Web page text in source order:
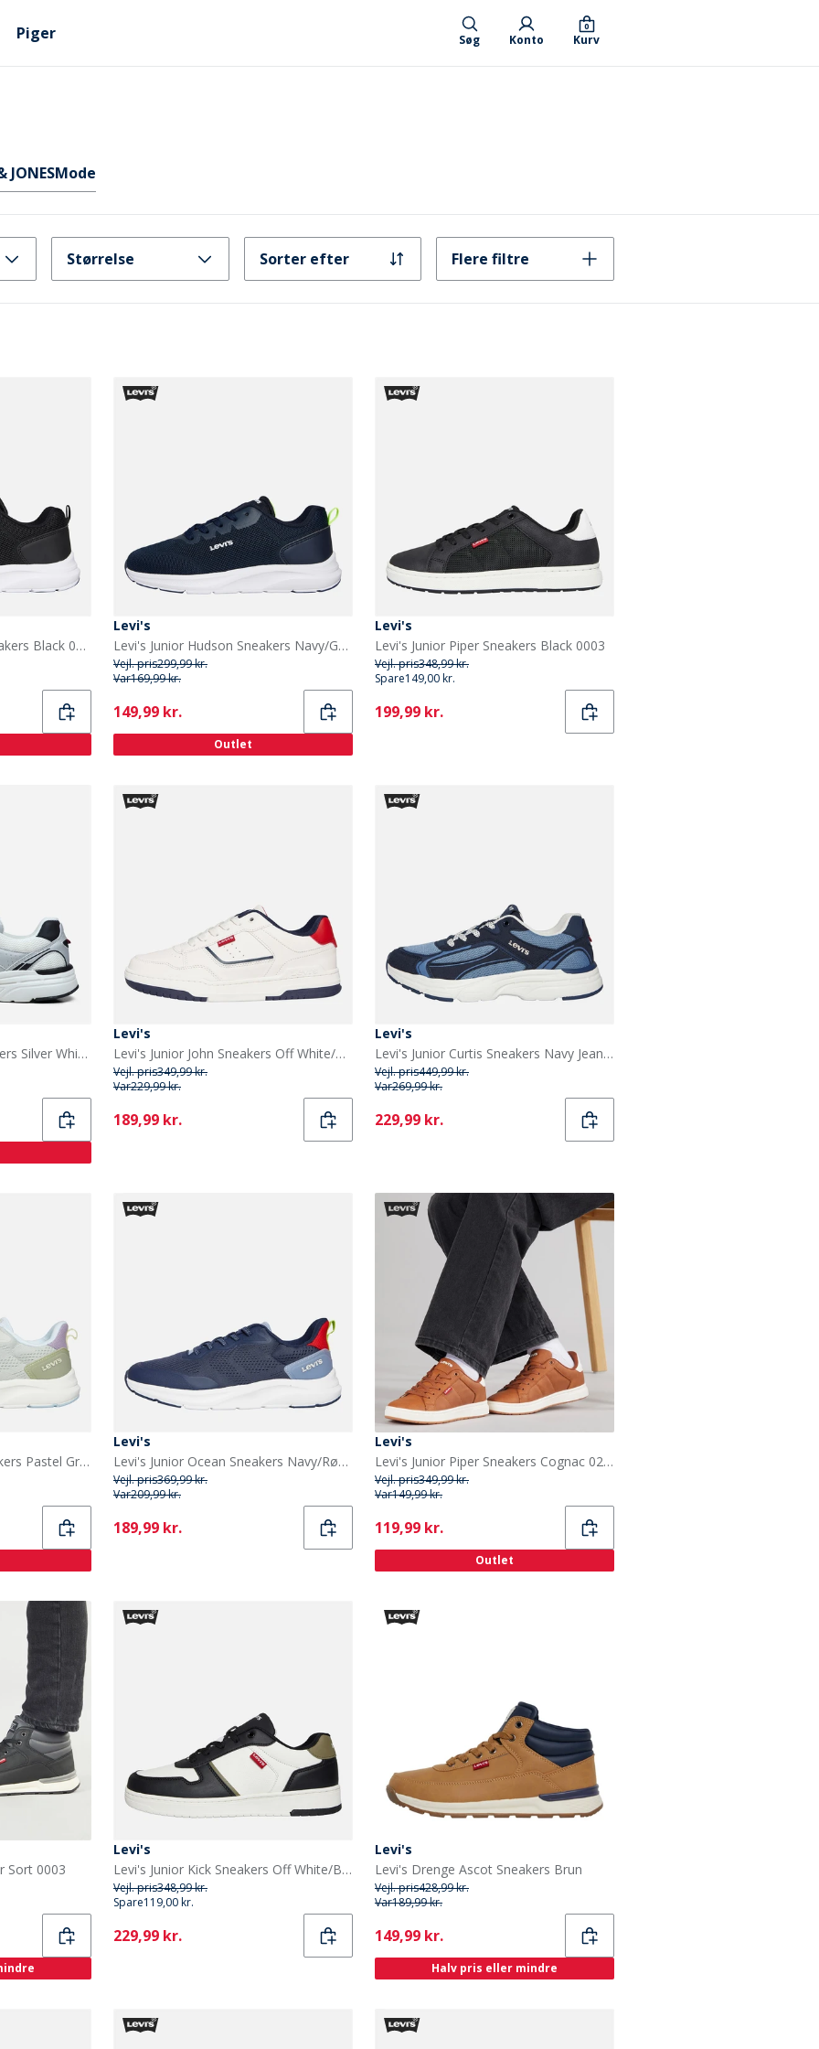
Piger Søg Konto Kurv
0
JONESMode
Størrelse Sorter efter Flere filtre
Levi's Junior Hudson Sneakers Black 0003
Levi's
Levi's Junior Hudson Sneakers Navy/Gul 0923 Navy Yellow 0923
Vejl. pris299,99 kr.
Var169,99 kr.
Current
149,99 kr.
Outlet
Levi's
Levi's Junior Piper Sneakers Black 0003
Vejl. pris348,99 kr.
Spare149,00 kr.
Current
199,99 kr.
Levi's Junior Curtis Sneakers Silver White Black 0908
Levi's
Levi's Junior John Sneakers Off White/Navy 3130 Off White Navy 3130
Vejl. pris349,99 kr.
Var229,99 kr.
Current
189,99 kr.
Levi's
Levi's Junior Curtis Sneakers Navy Jeans 1690
Vejl. pris449,99 kr.
Var269,99 kr.
Current
229,99 kr.
Levi's Junior Ocean Sneakers Pastel Green 0308
Levi's
Levi's Junior Ocean Sneakers Navy/Rød 0290 Navy Red 0290
Vejl. pris369,99 kr.
Var209,99 kr.
Current
189,99 kr.
Levi's
Levi's Junior Piper Sneakers Cognac 0241
Vejl. pris349,99 kr.
Var149,99 kr.
Current
119,99 kr.
Outlet
Sort 0003
Levi's
Levi's Junior Kick Sneakers Off White/Black 2933 Off White Black 2933
Vejl. pris348,99 kr.
Spare119,00 kr.
Current
229,99 kr.
Levi's
Levi's Drenge Ascot Sneakers Brun
Vejl. pris428,99 kr.
Var189,99 kr.
Current
149,99 kr.
Halv pris eller mindre